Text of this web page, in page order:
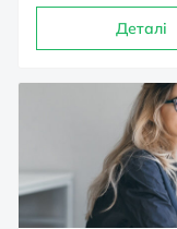
Деталі